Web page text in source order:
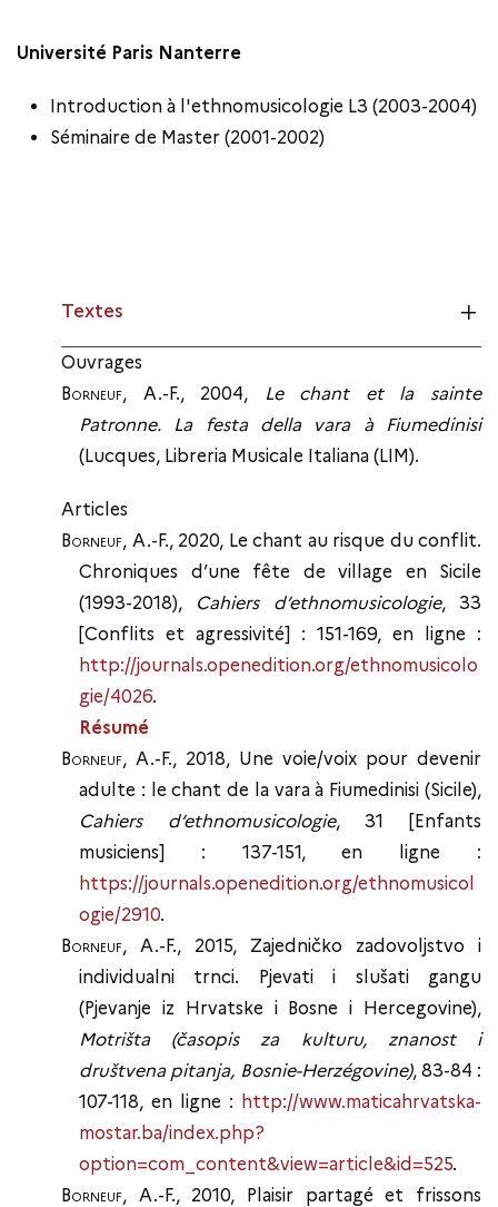
Université Paris Nanterre
Introduction à l'ethnomusicologie L3 (2003-2004)
Séminaire de Master (2001-2002)
Textes
Ouvrages
Borneuf, A.-F., 2004,
Le chant et la sainte
Patronne. La festa della vara à Fiumedinisi
(Lucques, Libreria Musicale Italiana (LIM).
Articles
Borneuf, A.-F., 2020, Le chant au risque du conflit.
Chroniques d’une fête de village en Sicile
(1993-2018), Cahiers d’ethnomusicologie, 33
[Conflits et agressivité] : 151-169, en ligne :
http://journals.openedition.org/ethnomusicolo
gie/4026.
Résumé
Borneuf, A.-F., 2018, Une voie/voix pour devenir
adulte : le chant de la vara à Fiumedinisi (Sicile),
Cahiers d’ethnomusicologie, 31 [Enfants
musiciens] : 137-151, en ligne :
https://journals.openedition.org/ethnomusicol
ogie/2910.
Borneuf, A.-F., 2015, Zajedničko zadovoljstvo i
individualni trnci. Pjevati i slušati gangu
(Pjevanje iz Hrvatske i Bosne i Hercegovine),
Motrišta (časopis za kulturu, znanost i
društvena pitanja, Bosnie-Herzégovine), 83-84 :
107-118, en ligne : http://www.maticahrvatska-
mostar.ba/index.php?
option=com_content&view=article&id=525.
Borneuf, A.-F., 2010, Plaisir partagé et frissons